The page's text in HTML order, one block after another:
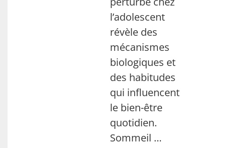
l’adolescent
révèle des
mécanismes
biologiques et
des habitudes
qui influencent
le bien-être
quotidien.
Sommeil …